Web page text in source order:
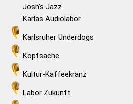
Josh's Jazz
Karlas Audiolabor
Karlsruher Underdogs
Kopfsache
Kultur-Kaffeekranz
Labor Zukunft